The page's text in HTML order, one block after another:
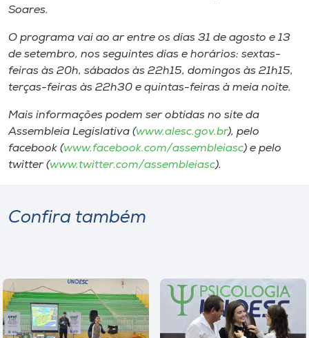
Unoesc
Store
Selecione
o idioma
A+
Soares.
O programa vai ao ar entre os dias 31 de agosto e 13
de setembro, nos seguintes dias e horários: sextas-
feiras às 20h, sábados às 22h15, domingos às 21h15,
terças-feiras às 22h30 e quintas-feiras à meia noite.
Mais informações podem ser obtidas no site da
Assembleia Legislativa (www.alesc.gov.br), pelo
facebook (www.facebook.com/assembleiasc) e pelo
twitter (www.twitter.com/assembleiasc).
Confira também